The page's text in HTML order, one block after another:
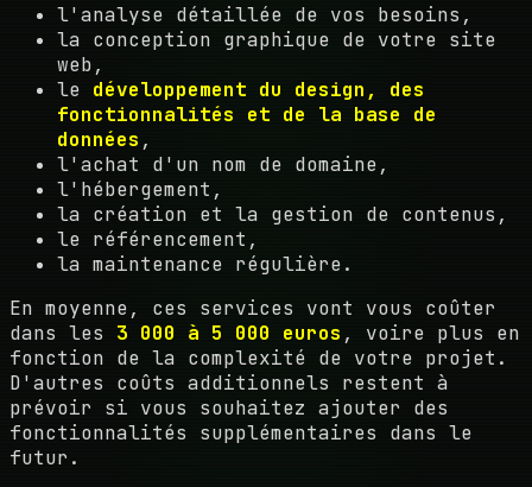
l'analyse détaillée de vos besoins,
la conception graphique de votre site
web,
le développement du design, des
fonctionnalités et de la base de
données ,
l'achat d'un nom de domaine,
l'hébergement,
la création et la gestion de contenus,
le référencement,
la maintenance régulière.
En moyenne, ces services vont vous coûter
dans les 3 000 à 5 000 euros , voire plus en
fonction de la complexité de votre projet.
D'autres coûts additionnels restent à
prévoir si vous souhaitez ajouter des
fonctionnalités supplémentaires dans le
futur.